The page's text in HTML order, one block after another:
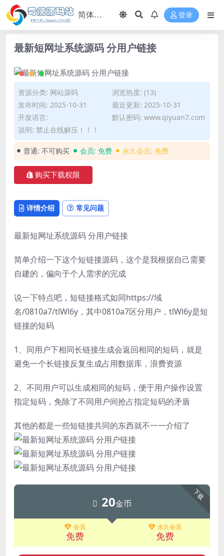
登录
最新短网址系统源码 分用户链接
资源分类: 网站源码
浏览热度: (13)
发布时间: 2025-10-31
最近更新: 2025-10-31
开发语言:
默认密码: www.qiyuan7.com
说明: 禁止在线解压！！！
普通: 不可购买 会员: 免费 永久会员: 免费
购买下载权限
详情介绍 常见问题
最新短网址系统源码 分用户链接
简单介绍一下这个短链接源码，这个是我根据自己需要
自建的，偏向于个人需求的完成
说一下特点吧，短链接格式如同https://域
名/0810a7/tlWl6y，其中0810a7区分用户，tlWl6y是短
链接的短码
1、同用户下相同长链接生成会返回相同的短码，就是
避免一个长链接反复生成占用数据库，浪费资源
2、不同用户可以生成相同的短码，便于用户操作设置
指定短码，免除了不同用户间抢占指定短码的矛盾
其他的都是一些短链接共同的东西就不一一介绍了
下载
20金币
会员
免费
永久会员
免费